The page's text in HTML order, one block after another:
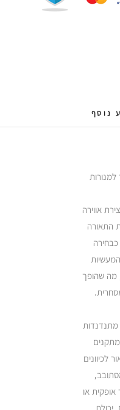
נוסף
למנורות
אווירה
התאורה
כבחירה
מה שהופך
מתנדנדות
לכיוונים
או